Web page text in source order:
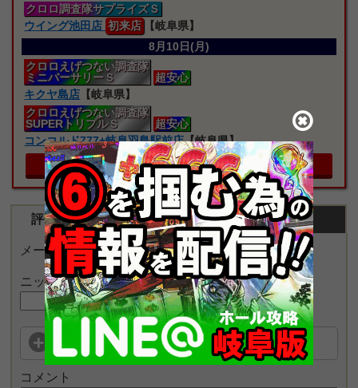
クロロ調査隊サプライズＳ
ウイング池田店 初来店
【岐阜県】
8月10日(月)
クロロえげつない調査隊
ミニバーサリーＳ
超安心
キクヤ島店 【岐阜県】
クロロえげつない調査隊
SUPERトリプルＳ
超安心
コンコルド777+岐阜羽島駅前店【岐阜県】
岐阜県のスケジュールを見る
評価・コメントをする 営業の予想をする
メールアドレスが公開されることはありません。
ニックネーム
この店舗を評価する
コメント